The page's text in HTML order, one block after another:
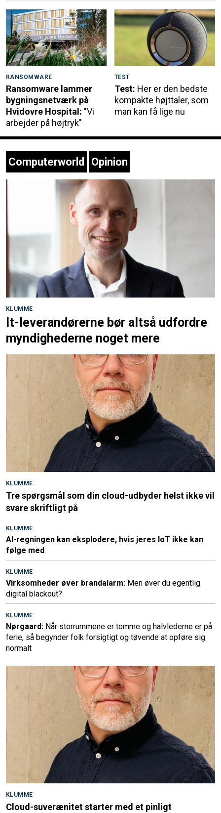
RANSOMWARE
Ransomware lammer
bygningsnetværk på
Hvidovre Hospital: "Vi
arbejder på højtryk"
TEST
Test: Her er den bedste
kompakte højttaler, som
man kan få lige nu
Computerworld Opinion
KLUMME
It-leverandørerne bør altså udfordre
myndighederne noget mere
KLUMME
Tre spørgsmål som din cloud-udbyder helst ikke vil
svare skriftligt på
KLUMME
AI-regningen kan eksplodere, hvis jeres IoT ikke kan
følge med
KLUMME
Virksomheder øver brandalarm: Men øver du egentlig
digital blackout?
KLUMME
Nørgaard: Når storrummene er tomme og halvlederne er på
ferie, så begynder folk forsigtigt og tøvende at opføre sig
normalt
KLUMME
Cloud-suverænitet starter med et pinligt